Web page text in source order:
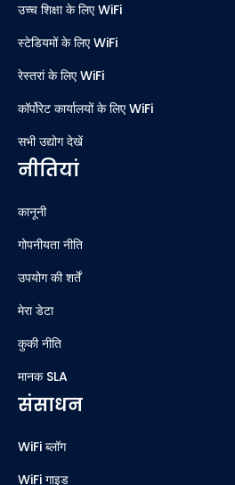
उच्च शिक्षा के लिए WiFi
स्टेडियमों के लिए WiFi
रेस्तरां के लिए WiFi
कॉर्पोरेट कार्यालयों के लिए WiFi
सभी उद्योग देखें
नीतियां
कानूनी
गोपनीयता नीति
उपयोग की शर्तें
मेरा डेटा
कुकी नीति
मानक SLA
संसाधन
WiFi ब्लॉग
WiFi गाइड